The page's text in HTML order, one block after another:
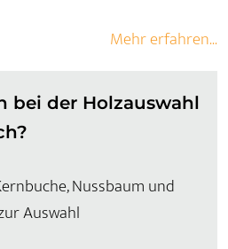
Mehr erfahren...
bei der Holzauswahl
Nussbaum und
Auswahl